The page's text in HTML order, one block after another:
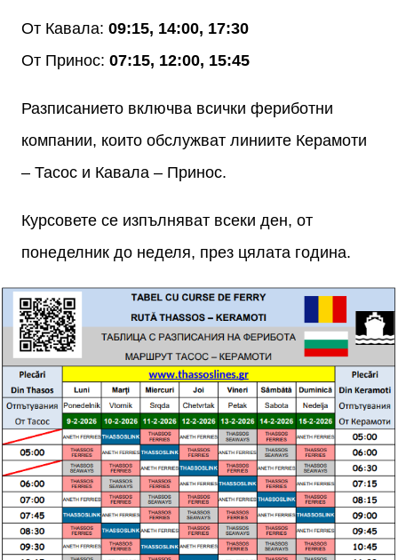
От Кавала: 09:15, 14:00, 17:30
От Принос: 07:15, 12:00, 15:45
Разписанието включва всички фериботни
компании, които обслужват линиите Керамоти
– Тасос и Кавала – Принос.
Курсовете се изпълняват всеки ден, от
понеделник до неделя, през цялата година.